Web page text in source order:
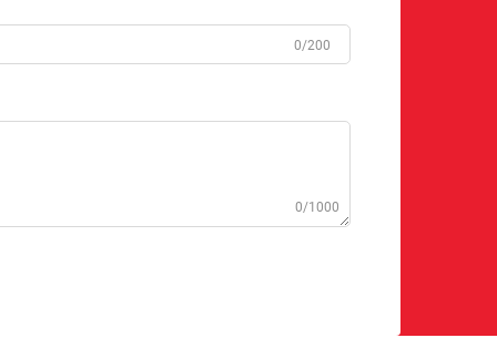
0/200
0/1000